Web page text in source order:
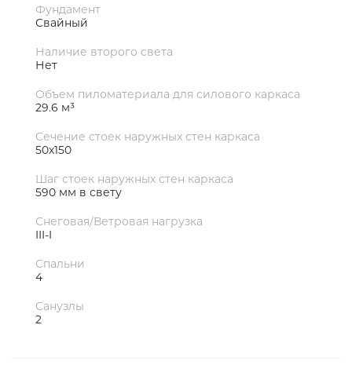
Фундамент
Свайный
Наличие второго света
Нет
Объем пиломатериала для силового каркаса
29.6 м³
Сечение стоек наружных стен каркаса
50х150
Шаг стоек наружных стен каркаса
590 мм в свету
Снеговая/Ветровая нагрузка
III-I
Спальни
4
Санузлы
2